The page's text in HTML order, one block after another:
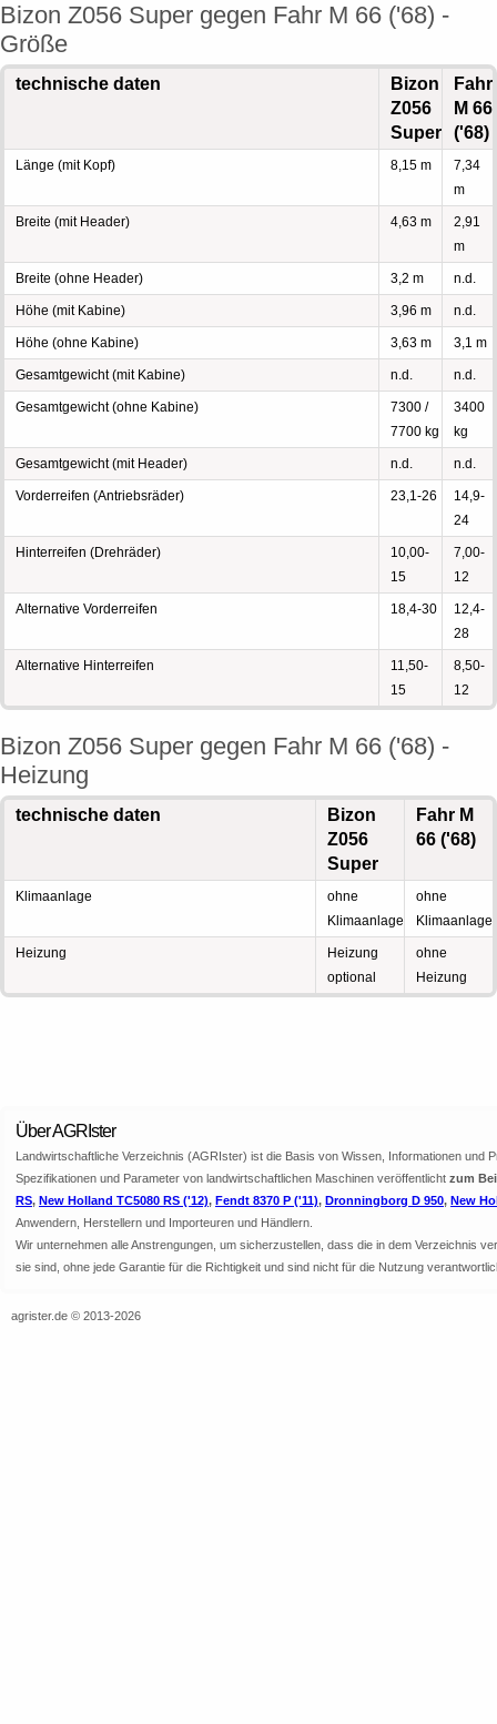
Bizon Z056 Super gegen Fahr M 66 ('68) -
Größe
technische daten
Bizon
Z056
Super
Fahr
M 66
('68)
Länge (mit Kopf) 8,15 m
7,34
m
Breite (mit Header) 4,63 m
2,91
m
Breite (ohne Header) 3,2 m n.d.
Höhe (mit Kabine) 3,96 m n.d.
Höhe (ohne Kabine) 3,63 m 3,1 m
Gesamtgewicht (mit Kabine) n.d. n.d.
Gesamtgewicht (ohne Kabine)
7300 /
7700 kg
3400
kg
Gesamtgewicht (mit Header) n.d. n.d.
Vorderreifen (Antriebsräder) 23,1-26
14,9-
24
Hinterreifen (Drehräder)
10,00-
15
7,00-
12
Alternative Vorderreifen 18,4-30
12,4-
28
Alternative Hinterreifen
11,50-
15
8,50-
12
Bizon Z056 Super gegen Fahr M 66 ('68) -
Heizung
technische daten
Bizon
Z056
Super
Fahr M
66 ('68)
Klimaanlage
ohne
Klimaanlage
ohne
Klimaanlage
Heizung
Heizung
optional
ohne
Heizung
Über AGRIster
Landwirtschaftliche Verzeichnis (AGRIster) ist die Basis von Wissen, Informationen
Spezifikationen und Parameter von landwirtschaftlichen Maschinen veröffentlicht zum
RS, New Holland TC5080 RS ('12), Fendt 8370 P ('11), Dronningborg D 950, New
Anwendern, Herstellern und Importeuren und Händlern.
Wir unternehmen alle Anstrengungen, um sicherzustellen, dass die in dem Verzeichnis
sie sind, ohne jede Garantie für die Richtigkeit und sind nicht für die Nutzung
agrister.de © 2013-2026